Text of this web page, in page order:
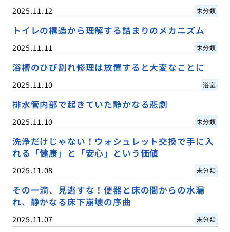
2025.11.12 未分類
トイレの構造から理解する詰まりのメカニズム
2025.11.11 未分類
浴槽のひび割れ修理は放置すると大変なことに
2025.11.10 浴室
排水管内部で起きていた静かなる悲劇
2025.11.10 未分類
洗浄だけじゃない！ウォシュレット交換で手に入
れる「健康」と「安心」という価値
2025.11.08 未分類
その一滴、見逃すな！便器と床の間からの水漏
れ、静かなる床下崩壊の序曲
2025.11.07 未分類